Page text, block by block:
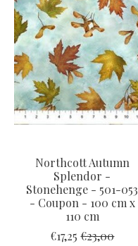
Northcott Autumn
Splendor -
Stonehenge - 501-053
- Coupon - 100 cm x
110 cm
€17,25 €23,00